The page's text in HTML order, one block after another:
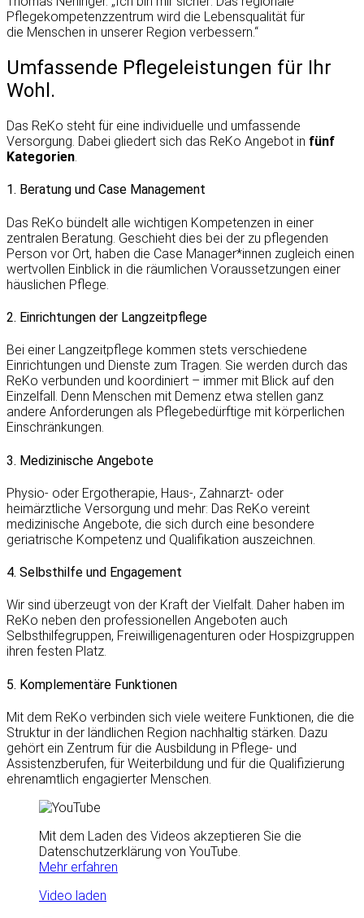
Pflegekompetenzzentrum wird die Lebensqualität für
die Menschen in unserer Region verbessern.“
Umfassende Pflegeleistungen für Ihr
Wohl.
Das ReKo steht für eine individuelle und umfassende
Versorgung. Dabei gliedert sich das ReKo Angebot in fünf
Kategorien.
1. Beratung und Case Management
Das ReKo bündelt alle wichtigen Kompetenzen in einer
zentralen Beratung. Geschieht dies bei der zu pflegenden
Person vor Ort, haben die Case Manager*innen zugleich einen
wertvollen Einblick in die räumlichen Voraussetzungen einer
häuslichen Pflege.
2. Einrichtungen der Langzeitpflege
Bei einer Langzeitpflege kommen stets verschiedene
Einrichtungen und Dienste zum Tragen. Sie werden durch das
ReKo verbunden und koordiniert – immer mit Blick auf den
Einzelfall. Denn Menschen mit Demenz etwa stellen ganz
andere Anforderungen als Pflegebedürftige mit körperlichen
Einschränkungen.
3. Medizinische Angebote
Physio- oder Ergotherapie, Haus-, Zahnarzt- oder
heimärztliche Versorgung und mehr: Das ReKo vereint
medizinische Angebote, die sich durch eine besondere
geriatrische Kompetenz und Qualifikation auszeichnen.
4. Selbsthilfe und Engagement
Wir sind überzeugt von der Kraft der Vielfalt. Daher haben im
ReKo neben den professionellen Angeboten auch
Selbsthilfegruppen, Freiwilligenagenturen oder Hospizgruppen
ihren festen Platz.
5. Komplementäre Funktionen
Mit dem ReKo verbinden sich viele weitere Funktionen, die die
Struktur in der ländlichen Region nachhaltig stärken. Dazu
gehört ein Zentrum für die Ausbildung in Pflege- und
Assistenzberufen, für Weiterbildung und für die Qualifizierung
ehrenamtlich engagierter Menschen.
Mit dem Laden des Videos akzeptieren Sie die
Datenschutzerklärung von YouTube.
Mehr erfahren
Video laden